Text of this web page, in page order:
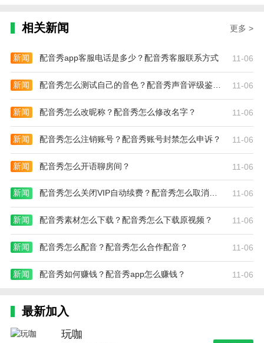
相关新闻 更多 >
新闻 配音秀app客服电话是多少？配音秀客服联系方式 11-06
新闻 配音秀怎么测试自己的音色？配音秀声音评级鉴定在哪儿？ 11-06
新闻 配音秀怎么改昵称？配音秀怎么修改名字？ 11-06
新闻 配音秀怎么注销账号？配音秀账号封禁怎么申诉？ 11-06
新闻 配音秀怎么开语聊房间？ 11-06
新闻 配音秀怎么关闭VIP自动续费？配音秀怎么取消自动续费？ 11-06
新闻 配音秀素材怎么下载？配音秀怎么下载原视频？ 11-06
新闻 配音秀怎么配音？配音秀怎么合作配音？ 11-06
新闻 配音秀如何赚钱？配音秀app怎么赚钱？ 11-06
最新加入
玩咖